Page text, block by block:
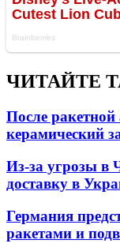
ЧИТАЙТЕ
После
керамический
Из-за угрозы в
доставку в
Германия
ракетами и